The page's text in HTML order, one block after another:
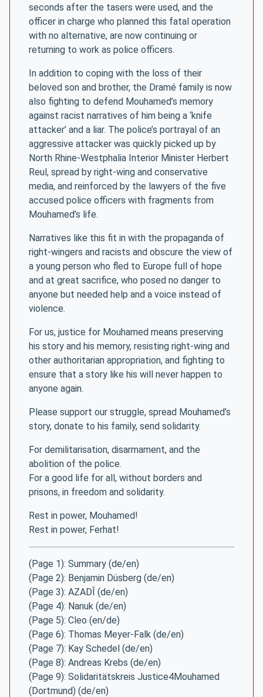
seconds after the tasers were used, and the
officer in charge who planned this fatal operation
with no alternative, are now continuing or
returning to work as police officers.
In addition to coping with the loss of their
beloved son and brother, the Dramé family is now
also fighting to defend Mouhamed’s memory
against racist narratives of him being a ‘knife
attacker’ and a liar. The police’s portrayal of an
aggressive attacker was quickly picked up by
North Rhine-Westphalia Interior Minister Herbert
Reul, spread by right-wing and conservative
media, and reinforced by the lawyers of the five
accused police officers with fragments from
Mouhamed’s life.
Narratives like this fit in with the propaganda of
right-wingers and racists and obscure the view of
a young person who fled to Europe full of hope
and at great sacrifice, who posed no danger to
anyone but needed help and a voice instead of
violence.
For us, justice for Mouhamed means preserving
his story and his memory, resisting right-wing and
other authoritarian appropriation, and fighting to
ensure that a story like his will never happen to
anyone again.
Please support our struggle, spread Mouhamed’s
story, donate to his family, send solidarity.
For demilitarisation, disarmament, and the
abolition of the police.
For a good life for all, without borders and
prisons, in freedom and solidarity.
Rest in power, Mouhamed!
Rest in power, Ferhat!
(Page 1): Summary (de/en)
(Page 2): Benjamin Düsberg (de/en)
(Page 3): AZADÎ (de/en)
(Page 4): Nanuk (de/en)
(Page 5): Cleo (en/de)
(Page 6): Thomas Meyer-Falk (de/en)
(Page 7): Kay Schedel (de/en)
(Page 8): Andreas Krebs (de/en)
(Page 9): Solidaritätskreis Justice4Mouhamed
(Dortmund) (de/en)